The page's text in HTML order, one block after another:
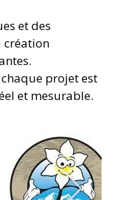
et des
création
chaque projet est
et mesurable.